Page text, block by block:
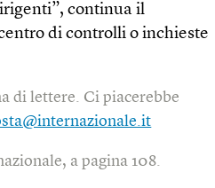
continua il
di controlli o inchieste
di lettere. Ci piacerebbe
a pagina 108.